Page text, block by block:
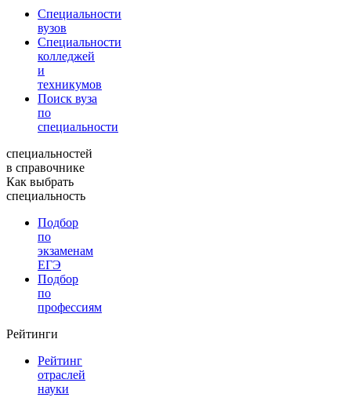
Специальности
вузов
Специальности
колледжей
и
техникумов
Поиск вуза
по
специальности
специальностей
в справочнике
Как выбрать
специальность
Подбор
по
экзаменам
ЕГЭ
Подбор
по
профессиям
Рейтинги
Рейтинг
отраслей
науки